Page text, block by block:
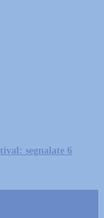
segnalate 6